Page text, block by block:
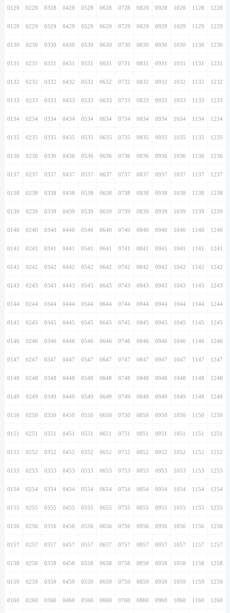
0128 0228 0328 0428 0528 0628 0728 0828 0928 1028 1128 1228
0129 0229 0329 0429 0529 0629 0729 0829 0929 1029 1129 1229
0130 0230 0330 0430 0530 0630 0730 0830 0930 1030 1130 1230
0131 0231 0331 0431 0531 0631 0731 0831 0931 1031 1131 1231
0132 0232 0332 0432 0532 0632 0732 0832 0932 1032 1132 1232
0133 0233 0333 0433 0533 0633 0733 0833 0933 1033 1133 1233
0134 0234 0334 0434 0534 0634 0734 0834 0934 1034 1134 1234
0135 0235 0335 0435 0535 0635 0735 0835 0935 1035 1135 1235
0136 0236 0336 0436 0536 0636 0736 0836 0936 1036 1136 1236
0137 0237 0337 0437 0537 0637 0737 0837 0937 1037 1137 1237
0138 0238 0338 0438 0538 0638 0738 0838 0938 1038 1138 1238
0139 0239 0339 0439 0539 0639 0739 0839 0939 1039 1139 1239
0140 0240 0340 0440 0540 0640 0740 0840 0940 1040 1140 1240
0141 0241 0341 0441 0541 0641 0741 0841 0941 1041 1141 1241
0142 0242 0342 0442 0542 0642 0742 0842 0942 1042 1142 1242
0143 0243 0343 0443 0543 0643 0743 0843 0943 1043 1143 1243
0144 0244 0344 0444 0544 0644 0744 0844 0944 1044 1144 1244
0145 0245 0345 0445 0545 0645 0745 0845 0945 1045 1145 1245
0146 0246 0346 0446 0546 0646 0746 0846 0946 1046 1146 1246
0147 0247 0347 0447 0547 0647 0747 0847 0947 1047 1147 1247
0148 0248 0348 0448 0548 0648 0748 0848 0948 1048 1148 1248
0149 0249 0349 0449 0549 0649 0749 0849 0949 1049 1149 1249
0150 0250 0350 0450 0550 0650 0750 0850 0950 1050 1150 1250
0151 0251 0351 0451 0551 0651 0751 0851 0951 1051 1151 1251
0152 0252 0352 0452 0552 0652 0752 0852 0952 1052 1152 1252
0153 0253 0353 0453 0553 0653 0753 0853 0953 1053 1153 1253
0154 0254 0354 0454 0554 0654 0754 0854 0954 1054 1154 1254
0155 0255 0355 0455 0555 0655 0755 0855 0955 1055 1155 1255
0156 0256 0356 0456 0556 0656 0756 0856 0956 1056 1156 1256
0157 0257 0357 0457 0557 0657 0757 0857 0957 1057 1157 1257
0158 0258 0358 0458 0558 0658 0758 0858 0958 1058 1158 1258
0159 0259 0359 0459 0559 0659 0759 0859 0959 1059 1159 1259
0160 0260 0360 0460 0560 0660 0760 0860 0960 1060 1160 1260